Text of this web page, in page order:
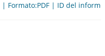
Formato:PDF | ID del